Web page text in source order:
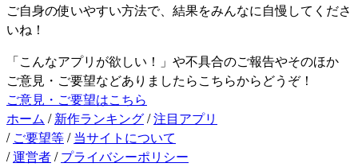
ご自身の使いやすい方法で、結果をみんなに自慢してくださ
いね！
「こんなアプリが欲しい！」や不具合のご報告やそのほか
ご意見・ご要望などありましたらこちらからどうぞ！
ご意見・ご要望はこちら
ホーム / 新作ランキング/注目アプリ
/ ご要望等/ 当サイトについて
/運営者/ プライバシーポリシー